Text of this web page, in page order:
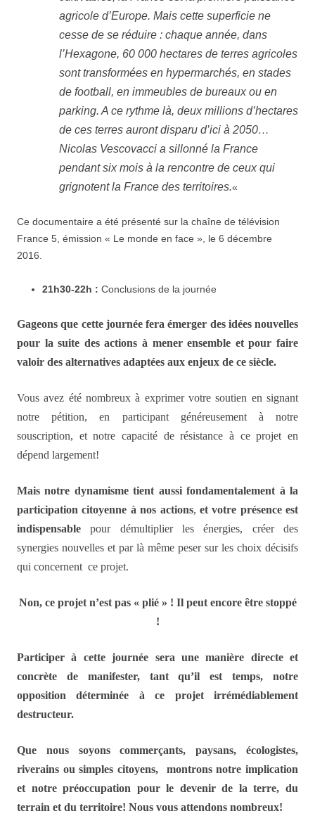
agricole d’Europe. Mais cette superficie ne
cesse de se réduire : chaque année, dans
l’Hexagone, 60 000 hectares de terres agricoles
sont transformées en hypermarchés, en stades
de football, en immeubles de bureaux ou en
parking. A ce rythme là, deux millions d’hectares
de ces terres auront disparu d’ici à 2050…
Nicolas Vescovacci a sillonné la France
pendant six mois à la rencontre de ceux qui
grignotent la France des territoires.«
Ce documentaire a été présenté sur la chaîne de télévision
France 5, émission « Le monde en face », le 6 décembre
2016.
21h30-22h : Conclusions de la journée
Gageons que cette journée fera émerger des idées nouvelles
pour la suite des actions à mener ensemble et pour faire
valoir des alternatives adaptées aux enjeux de ce siècle.
Vous avez été nombreux à exprimer votre soutien en signant
notre pétition, en participant généreusement à notre
souscription, et notre capacité de résistance à ce projet en
dépend largement!
Mais notre dynamisme tient aussi fondamentalement à la
participation citoyenne à nos actions, et votre présence est
indispensable pour démultiplier les énergies, créer des
synergies nouvelles et par là même peser sur les choix décisifs
qui concernent ce projet.
Non, ce projet n’est pas « plié » ! Il peut encore être stoppé
!
Participer à cette journée sera une manière directe et
concrète de manifester, tant qu’il est temps, notre
opposition déterminée à ce projet irrémédiablement
destructeur.
Que nous soyons commerçants, paysans, écologistes,
riverains ou simples citoyens, montrons notre implication
et notre préoccupation pour le devenir de la terre, du
terrain et du territoire! Nous vous attendons nombreux!